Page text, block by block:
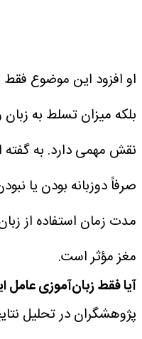
او افزود این موضوع
بلکه میزان تسلط به
نقش مهمی دارد. به
صرفاً دوزبانه بودن یا
مدت زمان استفاده از
مغز مؤثر است.
آیا فقط زبان‌آموزی
پژوهشگران در تحلیل